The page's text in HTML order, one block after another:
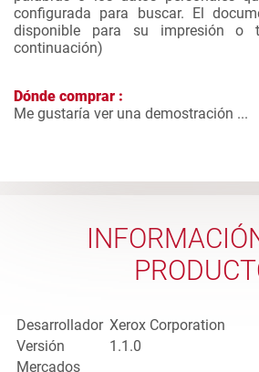
configurada para buscar. El
disponible para su impresión o
continuación)
Dónde comprar :
Me gustaría ver una demostración ...
Desarrollador Xerox Corporation
Versión
1.1.0
Mercados